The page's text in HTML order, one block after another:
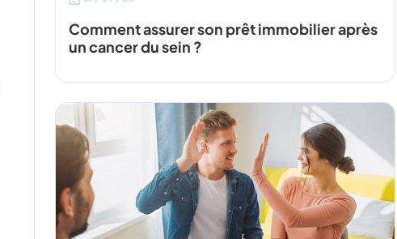
Comment assurer son prêt immobilier après
un cancer du sein ?